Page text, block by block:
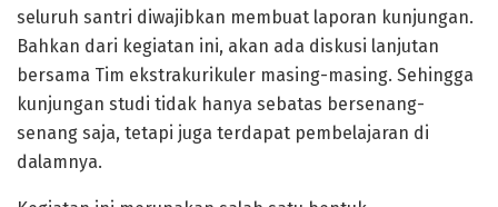
seluruh santri diwajibkan membuat laporan kunjungan.
Bahkan dari kegiatan ini, akan ada diskusi lanjutan
bersama Tim ekstrakurikuler masing-masing. Sehingga
kunjungan studi tidak hanya sebatas bersenang-
senang saja, tetapi juga terdapat pembelajaran di
dalamnya.